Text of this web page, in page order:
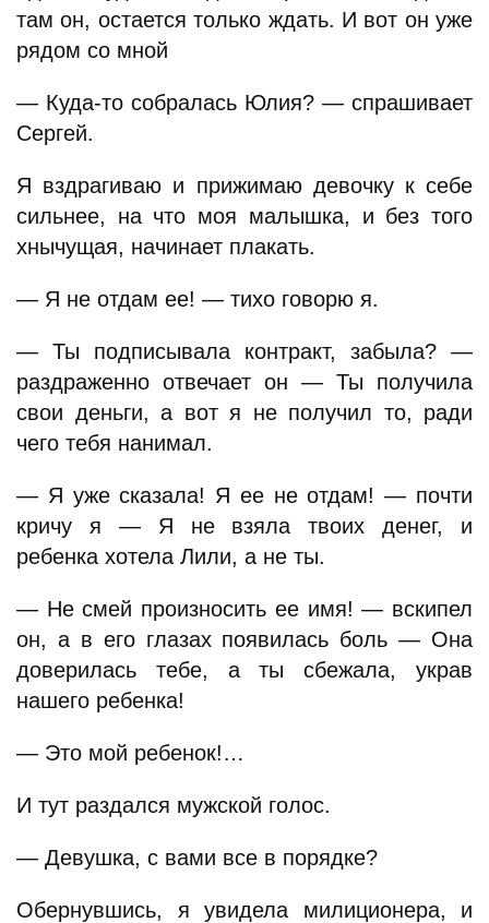
там он, остается только ждать. И вот он уже
рядом со мной
— Куда-то собралась Юлия? — спрашивает
Сергей.
Я вздрагиваю и прижимаю девочку к себе
сильнее, на что моя малышка, и без того
хнычущая, начинает плакать.
— Я не отдам ее! — тихо говорю я.
— Ты подписывала контракт, забыла? —
раздраженно отвечает он — Ты получила
свои деньги, а вот я не получил то, ради
чего тебя нанимал.
— Я уже сказала! Я ее не отдам! — почти
кричу я — Я не взяла твоих денег, и
ребенка хотела Лили, а не ты.
— Не смей произносить ее имя! — вскипел
он, а в его глазах появилась боль — Она
доверилась тебе, а ты сбежала, украв
нашего ребенка!
— Это мой ребенок!…
И тут раздался мужской голос.
— Девушка, с вами все в порядке?
Обернувшись, я увидела милиционера, и